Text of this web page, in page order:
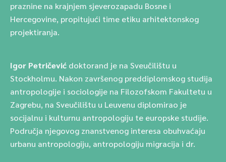
praznine na krajnjem sjeverozapadu Bosne i
Hercegovine, propitujući time etiku arhitektonskog
projektiranja.
Igor Petričević doktorand je na Sveučilištu u
Stockholmu. Nakon završenog preddiplomskog studija
antropologije i sociologije na Filozofskom Fakultetu u
Zagrebu, na Sveučilištu u Leuvenu diplomirao je
socijalnu i kulturnu antropologiju te europske studije.
Područja njegovog znanstvenog interesa obuhvaćaju
urbanu antropologiju, antropologiju migracija i dr.